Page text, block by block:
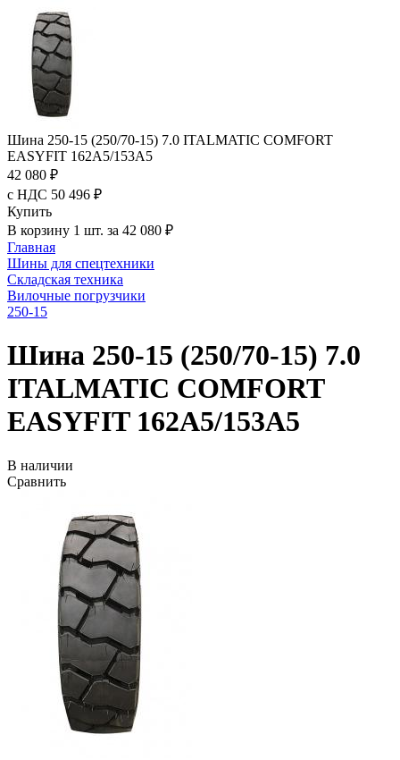
Шина 250-15 (250/70-15) 7.0 ITALMATIC COMFORT
EASYFIT 162A5/153A5
42 080 ₽
с НДС 50 496 ₽
Купить
В корзину 1 шт. за 42 080 ₽
Главная
Шины для спецтехники
Складская техника
Вилочные погрузчики
250-15
Шина 250-15 (250/70-15) 7.0
ITALMATIC COMFORT
EASYFIT 162A5/153A5
В наличии
Сравнить